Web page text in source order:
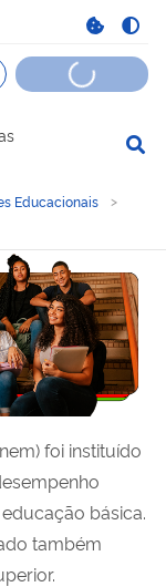
Educacionais
foi instituído
básica.
também